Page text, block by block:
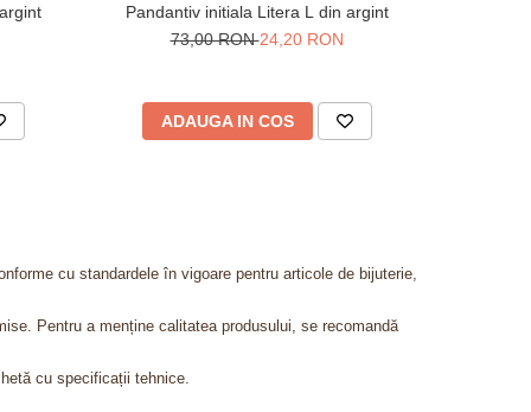
Pandantiv initiala Litera L din argint
73,00 RON24,20 RON
ADAUGA IN COS
cu standardele în vigoare pentru articole de bijuterie,
Pentru a menține calitatea produsului, se recomandă
cu specificații tehnice.